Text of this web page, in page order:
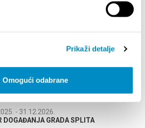
Prikaži detalje
Omogući odabrane
14.07.2026.
72. SPLITSKO LJETO